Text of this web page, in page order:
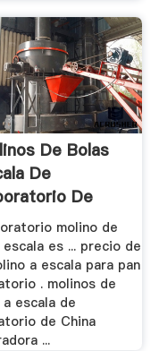
De Bolas
De
De
molino de
es ... precio de
a escala para pan
. molinos de
escala de
de China
...